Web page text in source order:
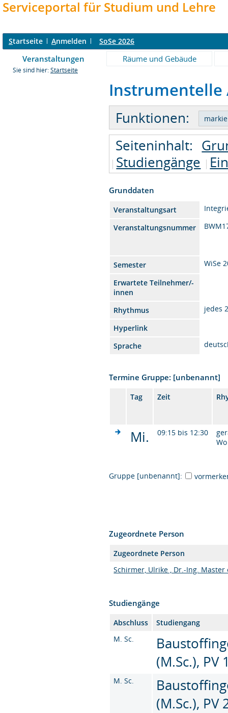
Serviceportal für Studium und Lehre
Startseite Anmelden SoSe 2026
Veranstaltungen Räume und Gebäude
Sie sind hier: Startseite
Instrumentelle
Funktionen:
Seiteninhalt:
Studiengänge
Grunddaten
Veranstaltungsart
Veranstaltungsnummer
Semester
WiSe
Erwartete Teilnehmer/-
innen
Rhythmus
jedes
Hyperlink
Sprache
Termine Gruppe: [unbenannt]
Tag Zeit
Mi. 09:15 bis 12:30
Wo
Gruppe [unbenannt]:
Zugeordnete Person
Zugeordnete Person
Schirmer, Ulrike , Dr.-Ing. Master
Studiengänge
Abschluss
Studiengang
M. Sc.
(M.Sc.), PV
M. Sc.
(M.Sc.), PV